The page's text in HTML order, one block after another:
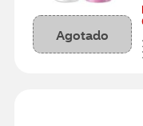
Agotado